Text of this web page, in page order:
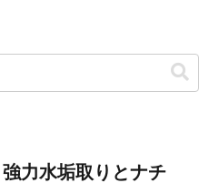
強力水垢取りとナチ